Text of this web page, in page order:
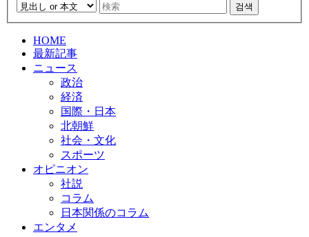
검색
HOME
最新記事
ニュース
政治
経済
国際・日本
北朝鮮
社会・文化
スポーツ
オピニオン
社説
コラム
日本関係のコラム
エンタメ